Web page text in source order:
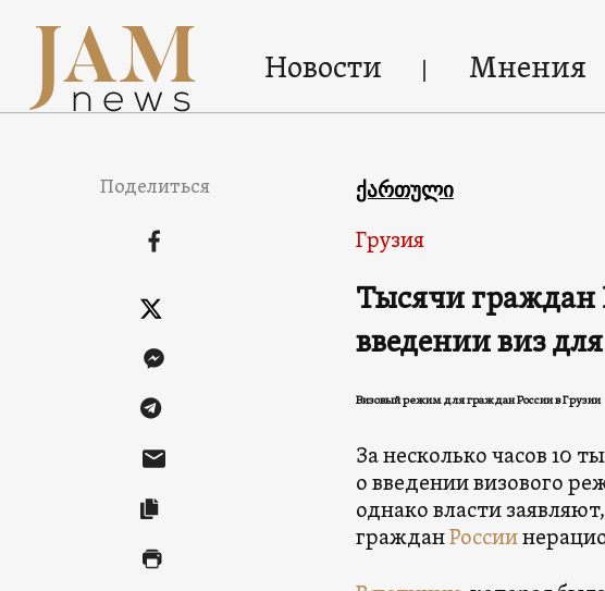
Новости Мнения
Поделиться ქართული
Грузия
Тысячи граждан
введении виз
Визовый режим для граждан России в Грузии
За несколько часов 10
о введении визового
однако власти
гражданРоссии